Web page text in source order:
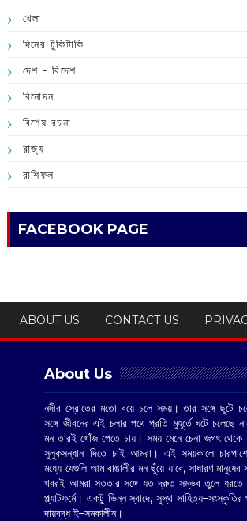
খেলা
দিনের টুকিটাকি
দেশ - বিদেশ
বিনোদন
বিশেষ রচনা
রাজ্য
রাশিফল
FACEBOOK PAGE
ABOUT US CONTACT US
About Us
নদীর স্রোতের মতো বয়ে চলে সময়। তার সঙ্গে ছুটে
সঙ্গে জীবনের এই চলার পথে প্রতি মুহূর্তে ঘটে চলেছে
মন তারই খোঁজ পেতে চায়। সময় মেনে চেনা জগৎ থেকে
সুলুকসন্ধান দিতে চাই আমরা। এই সময়কালে
মধ্যে যেগুলি আম বাঙালীর মন ছুঁয়ে যাবে, সাধারণ মানুষের
খবরই আমরা সততার সঙ্গে যত দ্রুত সম্ভব তুলে ধরতে
প্ল্যাটফর্মে। একটু ভিন্ন স্বাদে, সুস্থ
দায়বদ্ধ ই–সমকালীন।